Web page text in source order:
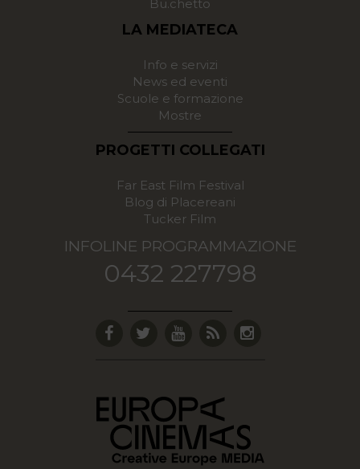
Bu.chetto
LA MEDIATECA
Info e servizi
News ed eventi
Scuole e formazione
Mostre
PROGETTI COLLEGATI
Far East Film Festival
Blog di Placereani
Tucker Film
INFOLINE PROGRAMMAZIONE
0432 227798